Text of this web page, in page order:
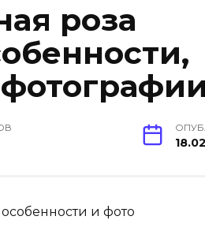
роза